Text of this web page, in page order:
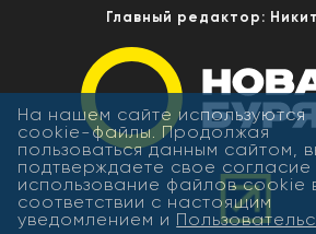
Главный редактор:
На нашем сайте используются
cookie-файлы. Продолжая
пользоваться данным сайтом,
подтверждаете свое согласие
использование файлов cookie
соответствии с настоящим
уведомлением и